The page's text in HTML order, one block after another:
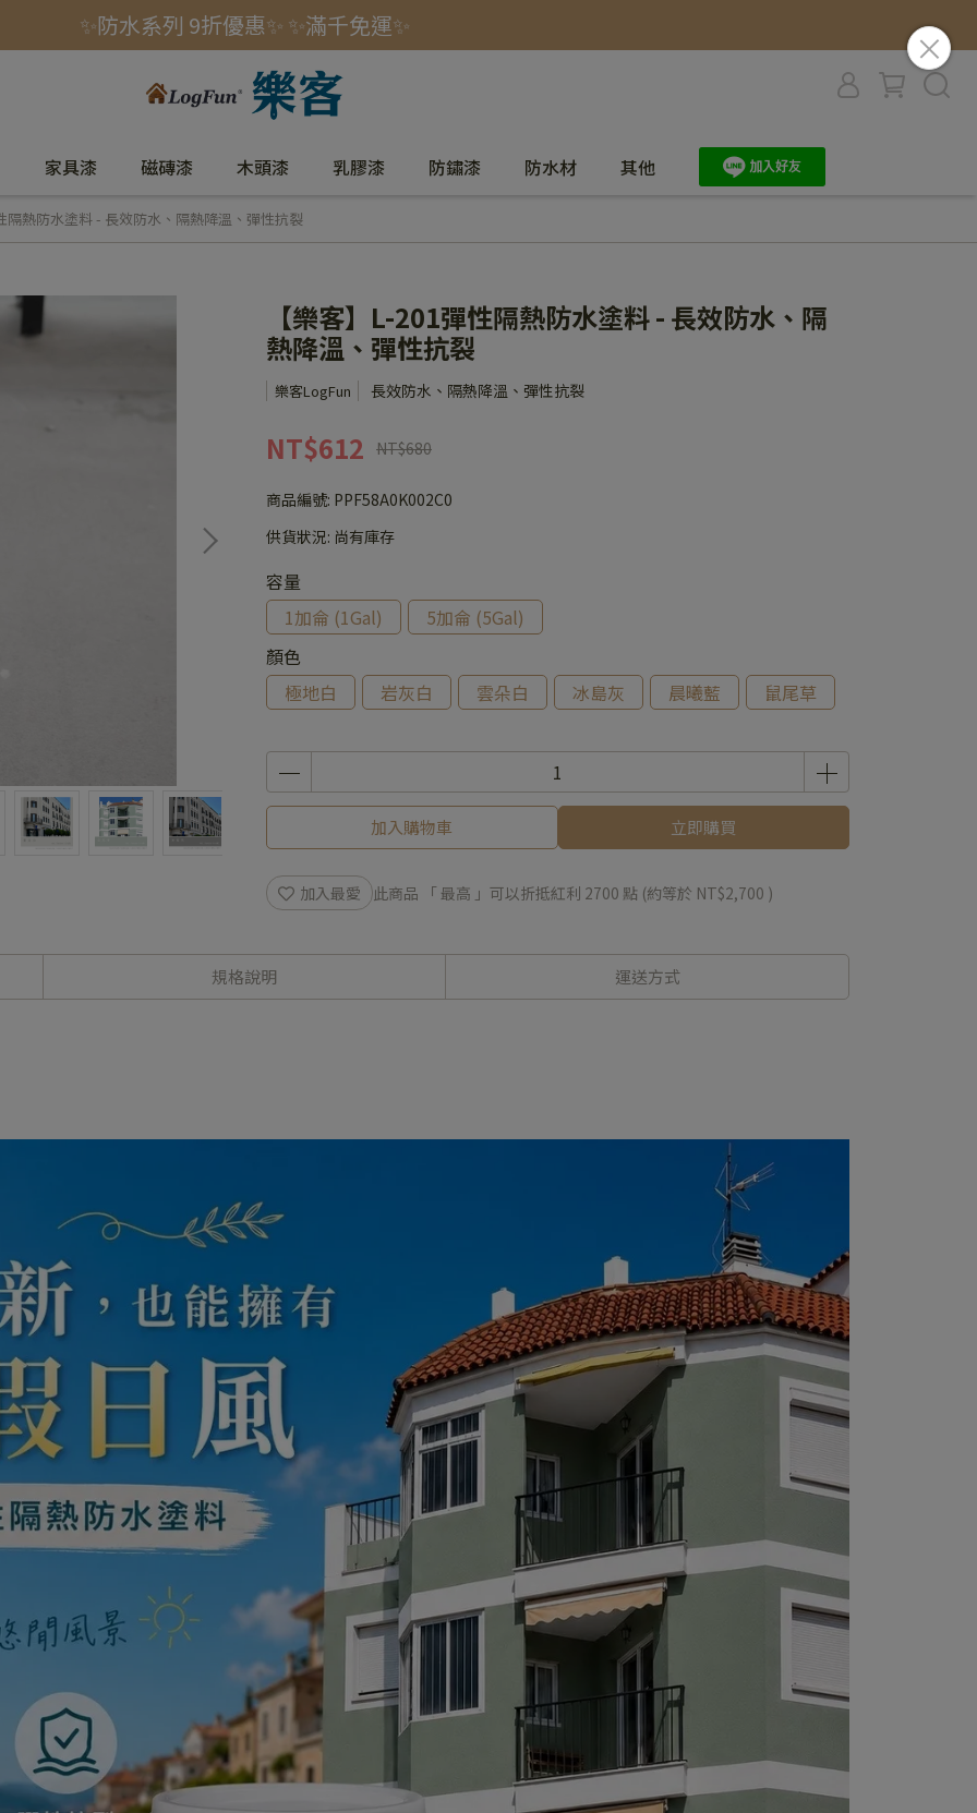
✨防水系列 9折優惠✨ ✨滿千免運✨
家具漆 磁磚漆 木頭漆 乳膠漆 防鏽漆 防水材 其他
隔熱防水塗料 - 長效防水、隔熱降溫、彈性抗裂
【樂客】L-201彈性隔熱防水塗料 - 長效防水、隔
熱降溫、彈性抗裂
樂客LogFun 長效防水、隔熱降溫、彈性抗裂
NT$612 NT$680
商品編號: PPF58A0K002C0
供貨狀況: 尚有庫存
容量
1加侖 (1Gal)
5加侖 (5Gal)
顏色
極地白
岩灰白 雲朵白 冰島灰 晨曦藍 鼠尾草
加入購物車 立即購買
加入最愛 此商品 「 最高 」可以折抵紅利 2700 點 (約等於 NT$2,700 )
規格說明 運送方式